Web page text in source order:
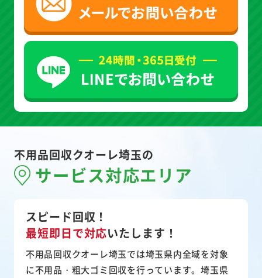
不用品回収クオーレ埼玉の
サービス対応エリア
スピード回収！
最短即日で対応いたします！
不用品回収クオーレ埼玉では埼玉県内全域を対象
に不用品・粗大ゴミ回収を行っています。埼玉県